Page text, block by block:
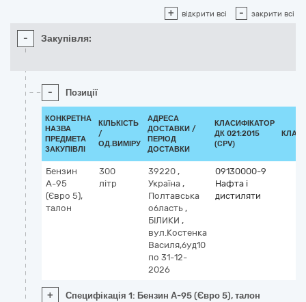
+ відкрити всі - закрити всі
- Закупівля:
- Позиції
КОНКРЕТНА
НАЗВА
ПРЕДМЕТА
ЗАКУПІВЛІ
КІЛЬКІСТЬ
/
ОД.ВИМІРУ
АДРЕСА
ДОСТАВКИ /
ПЕРІОД
ДОСТАВКИ
КЛАСИФІКАТОР
ДК 021:2015
(CPV)
Бензин
А-95
(Євро 5),
талон
300
літр
39220 ,
Україна ,
Полтавська
область ,
БІЛИКИ ,
вул.Костенка
Василя,буд10
по 31-12-
2026
09130000-9
Нафта і
дистиляти
+ Специфікація 1: Бензин А-95 (Євро 5), талон